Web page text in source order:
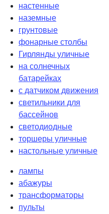
настенные
наземные
грунтовые
фонарные столбы
Гирлянды уличные
на солнечных
батарейках
с датчиком движения
светильники для
бассейнов
светодиодные
торшеры уличные
настольные уличные
лампы
абажуры
трансформаторы
пульты